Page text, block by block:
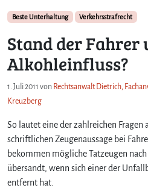
Beste Unterhaltung Verkehrsstrafrecht
Stand der Fahrer
Alkohleinfluss?
1. Juli 2011 von Rechtsanwalt Dietrich,
Kreuzberg
So lautet eine der zahlreichen
schriftlichen Zeugenaussage bei
bekommen mögliche Tatzeugen
übersandt, wenn sich einer der
entfernt hat.